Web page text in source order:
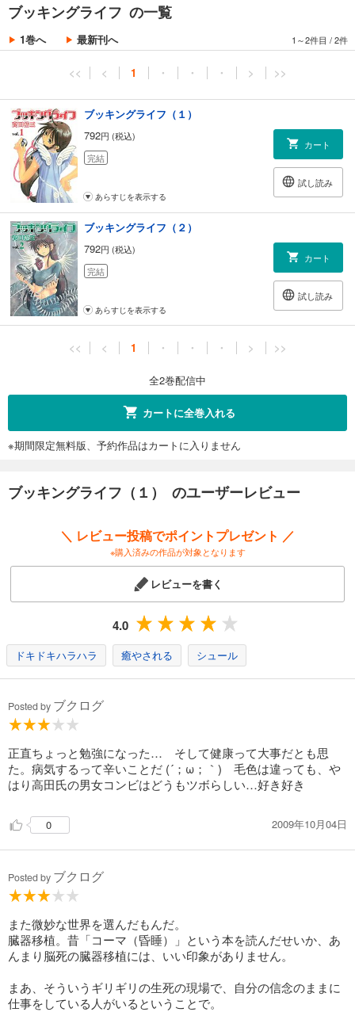
ブッキングライフ の一覧
1巻へ 最新刊へ 1～2件目 /2件
<< < 1 ・ ・ ・ > >>
ブッキングライフ（１）
792円 (税込)
完結
カート
試し読み
あらすじを表示する
ブッキングライフ（２）
792円 (税込)
完結
カート
試し読み
あらすじを表示する
<< < 1 ・ ・ ・ > >>
全2巻配信中
カートに全巻入れる
※期間限定無料版、予約作品はカートに入りません
ブッキングライフ（１） のユーザーレビュー
＼ レビュー投稿でポイントプレゼント ／
※購入済みの作品が対象となります
レビューを書く
4.0
ドキドキハラハラ 癒やされる シュール
Posted by ブクログ
正直ちょっと勉強になった… そして健康って大事だとも思
た。病気するって辛いことだ (´；ω；｀) 毛色は違っても、や
はり高田氏の男女コンビはどうもツボらしい…好き好き
0 2009年10月04日
Posted by ブクログ
また微妙な世界を選んだもんだ。
臓器移植。昔「コーマ（昏睡）」という本を読んだせいか、あ
んまり脳死の臓器移植には、いい印象がありません。
まあ、そういうギリギリの生死の現場で、自分の信念のままに
仕事をしている人がいるということで。